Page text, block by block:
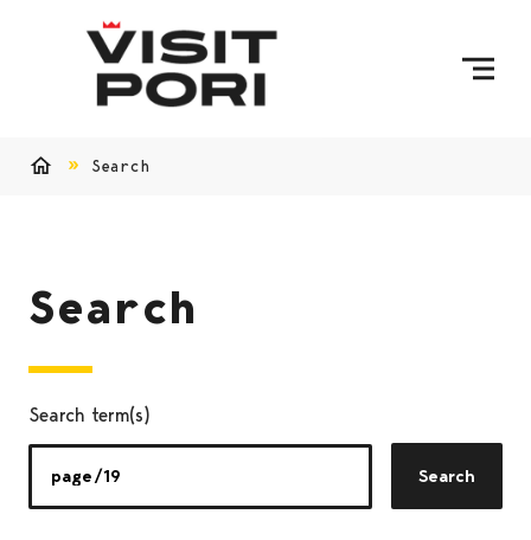
Search
Search
Search term(s)
Search